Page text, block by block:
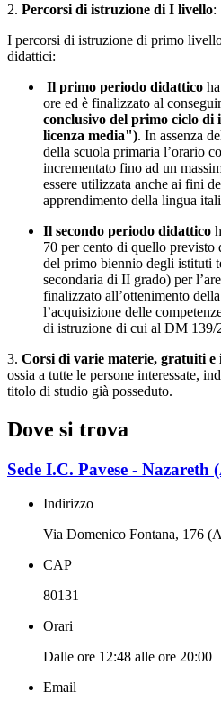
2. Percorsi di istruzione di I livello:
I percorsi di istruzione di primo
didattici:
Il primo periodo didattico
ore ed è finalizzato al
conclusivo del primo ciclo
licenza media"). In assenza
della scuola primaria l’orario
incrementato fino ad un
essere utilizzata anche ai fini
apprendimento della lingua
Il secondo periodo didattico
70 per cento di quello
del primo biennio degli istituti
secondaria di II grado) per
finalizzato all’ottenimento
l’acquisizione delle
di istruzione di cui al DM 139/
3. Corsi di varie materie, gratuiti
ossia a tutte le persone interessate,
titolo di studio già posseduto.
Dove si trova
Sede I.C. Pavese - Nazareth
Indirizzo
Via Domenico Fontana, 176
CAP
80131
Orari
Dalle ore 12:48 alle ore 20:00
Email